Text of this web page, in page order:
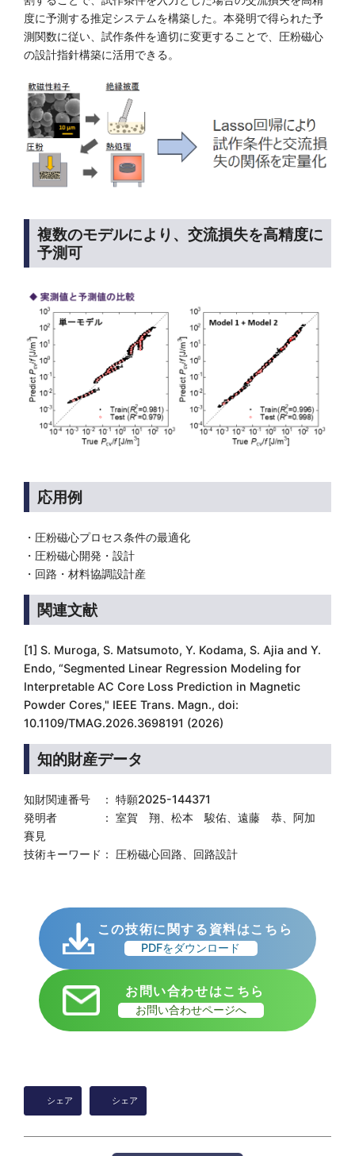
度に予測する推定システムを構築した。本発明で得られた予
測関数に従い、試作条件を適切に変更することで、圧粉磁心
の設計指針構築に活用できる。
複数のモデルにより、交流損失を高精度に
予測可
応用例
・圧粉磁心プロセス条件の最適化
・圧粉磁心開発・設計
・回路・材料協調設計産
関連文献
[1] S. Muroga, S. Matsumoto, Y. Kodama, S. Ajia and Y.
Endo, “Segmented Linear Regression Modeling for
Interpretable AC Core Loss Prediction in Magnetic
Powder Cores," IEEE Trans. Magn., doi:
10.1109/TMAG.2026.3698191 (2026)
知的財産データ
知財関連番号 ： 特願2025-144371
発明者 ： 室賀 翔、松本 駿佑、遠藤 恭、阿加
賽見
技術キーワード： 圧粉磁心回路、回路設計
この技術に関する資料はこちら
PDFをダウンロード
お問い合わせはこちら
お問い合わせページへ
シェア シェア